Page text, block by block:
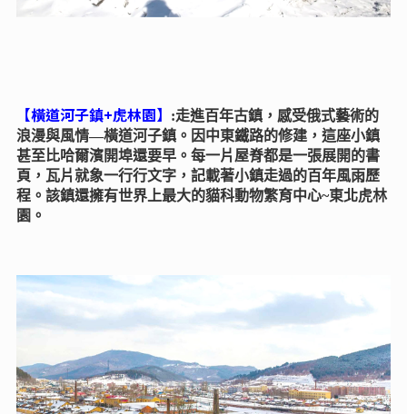
【橫道河子鎮+虎林園】
:走進百年古鎮，感受俄式藝術的
浪漫與風情—橫道河子鎮。因中東鐵路的修建，這座小鎮
甚至比哈爾濱開埠還要早。每一片屋脊都是一張展開的書
頁，瓦片就象一行行文字，記載著小鎮走過的百年風雨歷
程。該鎮還擁有世界上最大的貓科動物繁育中心~東北虎林
園。